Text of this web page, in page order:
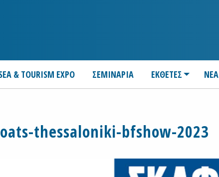
& TOURISM EXPO ΣΕΜΙΝΑΡΙΑ ΕΚΘΕΤΕΣ ΝΕΑ
thessaloniki-bfshow-2023